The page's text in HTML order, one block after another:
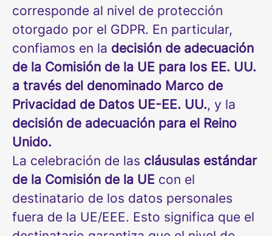
corresponde al nivel de protección
otorgado por el GDPR. En particular,
confiamos en la decisión de adecuación
de la Comisión de la UE para los EE. UU.
a través del denominado Marco de
Privacidad de Datos UE-EE. UU., y la
decisión de adecuación para el Reino
Unido.
La celebración de las cláusulas estándar
de la Comisión de la UE con el
destinatario de los datos personales
fuera de la UE/EEE. Esto significa que el